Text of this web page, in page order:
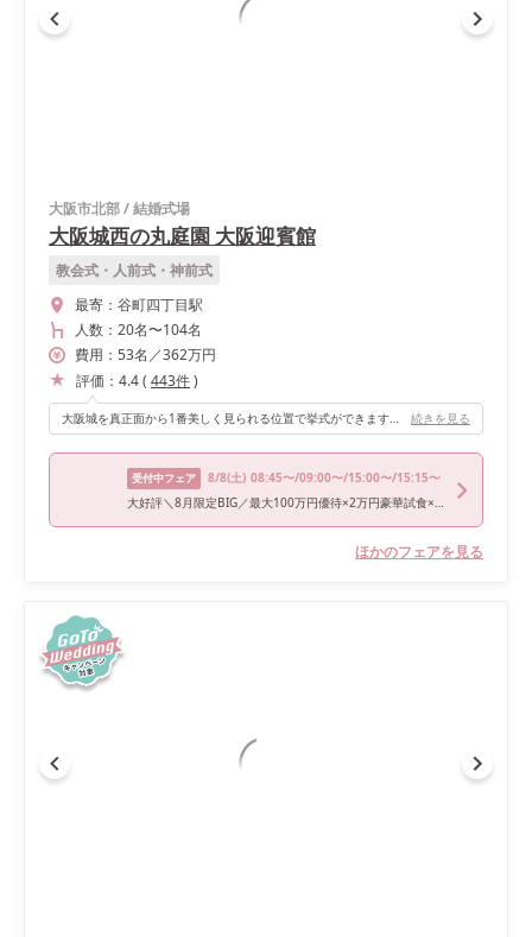
大阪市北部/結婚式場
大阪城西の丸庭園 大阪迎賓館
教会式・人前式・神前式
最寄： 谷町四丁目駅
人数： 20名〜104名
費用： 53名 ／362万円
評価： 4.4( 443件)
大阪城を真正面から1番美しく見られる位置で挙式ができます。西の丸庭園は大阪市内とは思えないほど広大で緑が多く、この日は桜も満開だったので、一般のお客様からもたくさんお祝いしていただきました。また、ゲストには観光気分も味わってもらうことができ、楽しんでいただくことができたのではないかと思います。 続きを見る
受付中フェア 8/8(土) 08:45〜/09:00〜/15:00〜/15:15〜
大好評＼8月限定BIG／最大100万円優待×2万円豪華試食×2万坪の庭見学
ほかのフェアを見る